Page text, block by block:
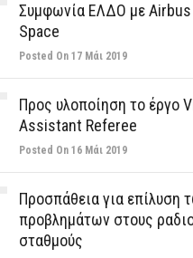
Συμφωνία ΕΛΔΟ με
Space
Posted On 17 Μάι 2019
Προς υλοποίηση το έργο
Assistant Referee
Posted On 16 Μάι 2019
Προσπάθεια για επίλυση
προβλημάτων στους
σταθμούς